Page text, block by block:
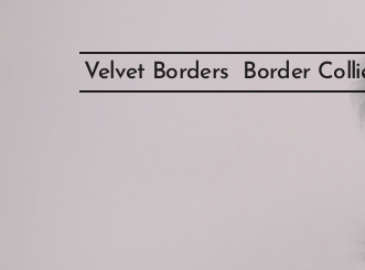
Velvet Borders Border